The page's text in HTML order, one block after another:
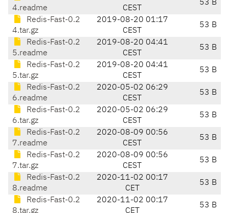
4.readme
CEST
53 B
Redis-Fast-0.2
4.tar.gz
2019-08-20 01:17
CEST
53 B
Redis-Fast-0.2
5.readme
2019-08-20 04:41
CEST
53 B
Redis-Fast-0.2
5.tar.gz
2019-08-20 04:41
CEST
53 B
Redis-Fast-0.2
6.readme
2020-05-02 06:29
CEST
53 B
Redis-Fast-0.2
6.tar.gz
2020-05-02 06:29
CEST
53 B
Redis-Fast-0.2
7.readme
2020-08-09 00:56
CEST
53 B
Redis-Fast-0.2
7.tar.gz
2020-08-09 00:56
CEST
53 B
Redis-Fast-0.2
8.readme
2020-11-02 00:17
CET
53 B
Redis-Fast-0.2
8.tar.gz
2020-11-02 00:17
CET
53 B